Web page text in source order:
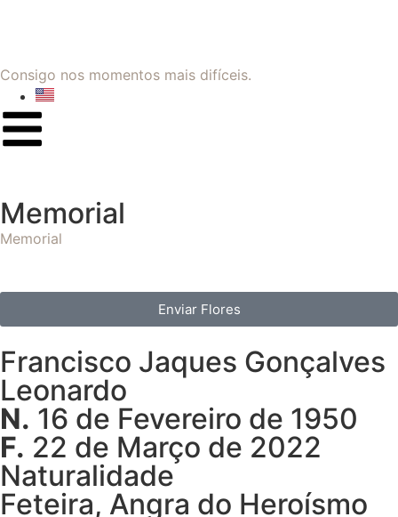
Consigo nos momentos mais difíceis.
Memorial
Memorial
Enviar Flores
Francisco Jaques Gonçalves
Leonardo
N. 16 de Fevereiro de 1950
F. 22 de Março de 2022
Naturalidade
Feteira, Angra do Heroísmo